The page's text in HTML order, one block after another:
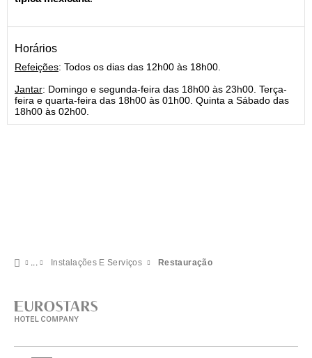
Horários
Refeições: Todos os dias das 12h00 às 18h00.
Jantar: Domingo e segunda-feira das 18h00 às 23h00. Terça-
feira e quarta-feira das 18h00 às 01h00. Quinta a Sábado das
18h00 às 02h00.
Instalações E Serviços Restauração